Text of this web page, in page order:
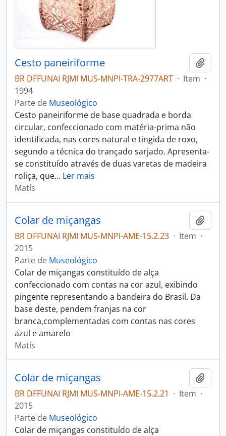
Cesto paneiriforme
BR DFFUNAI RJMI MUS-MNPI-TRA-2977ART · Item ·
1994
Parte de Museológico
Cesto paneiriforme de base quadrada e borda
circular, confeccionado com matéria-prima não
identificada, nas cores natural e tingida de roxo,
segundo a técnica do trançado sarjado. Apresenta-
se constituído através de duas varetas de madeira
roliça, que… Ler mais
Matís
Colar de miçangas
BR DFFUNAI RJMI MUS-MNPI-AME-15.2.23 · Item ·
2015
Parte de Museológico
Colar de miçangas constituído de alça
confeccionado com contas na cor azul, exibindo
pingente representando a bandeira do Brasil. Da
base deste, pendem franjas na cor
branca,complementadas com contas nas cores
azul e amarelo
Matís
Colar de miçangas
BR DFFUNAI RJMI MUS-MNPI-AME-15.2.21 · Item ·
2015
Parte de Museológico
Colar de miçangas constituído de alça